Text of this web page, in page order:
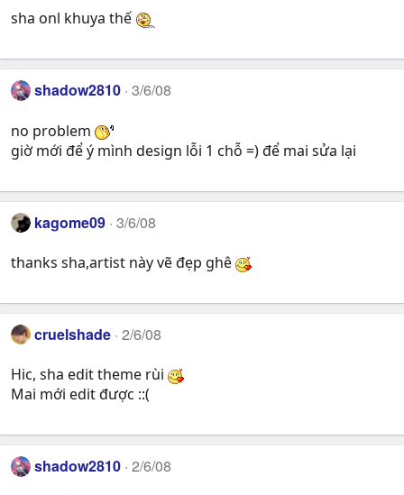
sha onl khuya thế
shadow2810 3/6/08
no problem
giờ mới để ý mình design lỗi 1 chỗ =) để mai sửa lại
kagome09 3/6/08
thanks sha,artist này vẽ đẹp ghê
cruelshade 2/6/08
Hic, sha edit theme rùi
Mai mới edit được ::(
shadow2810 2/6/08